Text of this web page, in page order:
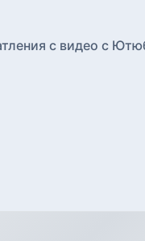
с видео с